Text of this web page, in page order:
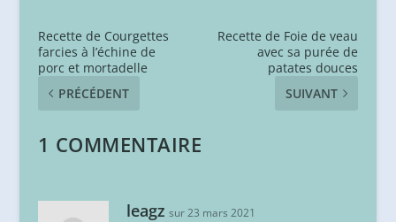
Recette de Courgettes
farcies à l’échine de
porc et mortadelle
PRÉCÉDENT
Recette de Foie de veau
avec sa purée de
patates douces
SUIVANT
1 COMMENTAIRE
leagz sur 23 mars 2021